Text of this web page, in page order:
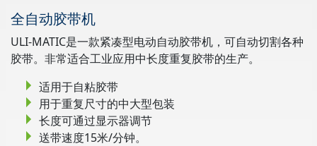
全自动胶带机
ULI-MATIC是一款紧凑型电动自动胶带机，可自动切割各种
胶带。非常适合工业应用中长度重复胶带的生产。
适用于自粘胶带
用于重复尺寸的中大型包装
长度可通过显示器调节
送带速度15米/分钟。